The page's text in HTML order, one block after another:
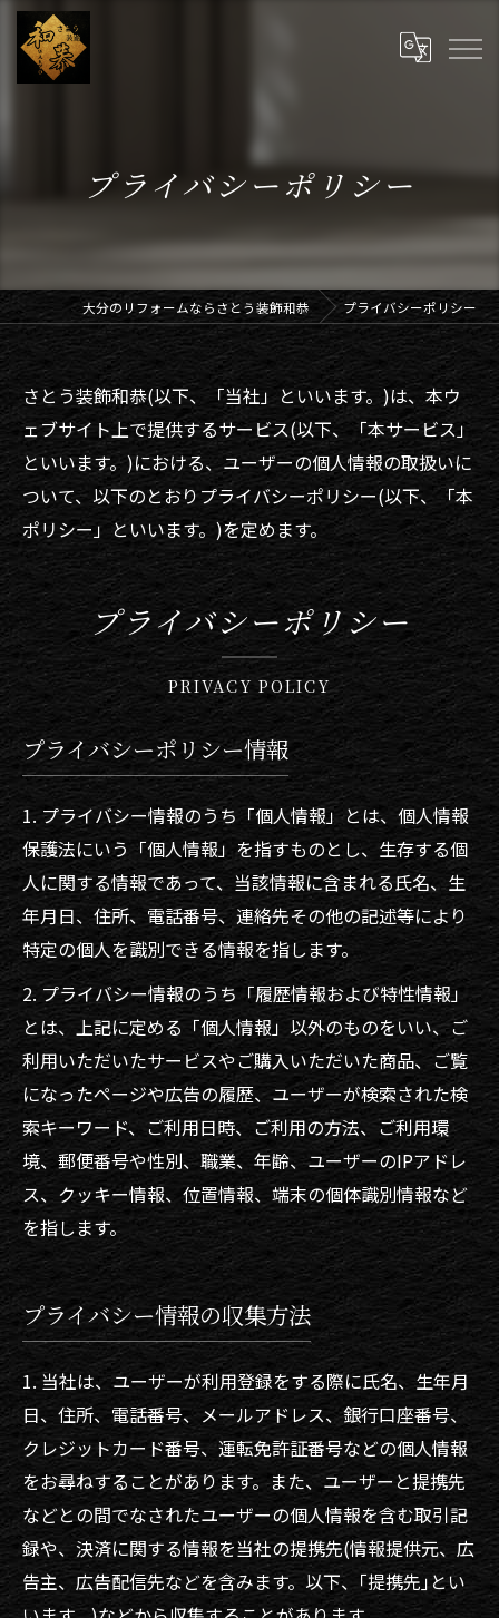
プライバシーポリシー
大分のリフォームならさとう装飾和恭 プライバシーポリシー
さとう装飾和恭(以下、「当社」といいます。)は、本ウ
ェブサイト上で提供するサービス(以下、「本サービス」
といいます。)における、ユーザーの個人情報の取扱いに
ついて、以下のとおりプライバシーポリシー(以下、「本
ポリシー」といいます。)を定めます。
プライバシーポリシー
PRIVACY POLICY
プライバシーポリシー情報
1. プライバシー情報のうち「個人情報」とは、個人情報
保護法にいう「個人情報」を指すものとし、生存する個
人に関する情報であって、当該情報に含まれる氏名、生
年月日、住所、電話番号、連絡先その他の記述等により
特定の個人を識別できる情報を指します。
2. プライバシー情報のうち「履歴情報および特性情報」
とは、上記に定める「個人情報」以外のものをいい、ご
利用いただいたサービスやご購入いただいた商品、ご覧
になったページや広告の履歴、ユーザーが検索された検
索キーワード、ご利用日時、ご利用の方法、ご利用環
境、郵便番号や性別、職業、年齢、ユーザーのIPアドレ
ス、クッキー情報、位置情報、端末の個体識別情報など
を指します。
プライバシー情報の収集方法
1. 当社は、ユーザーが利用登録をする際に氏名、生年月
日、住所、電話番号、メールアドレス、銀行口座番号、
クレジットカード番号、運転免許証番号などの個人情報
をお尋ねすることがあります。また、ユーザーと提携先
などとの間でなされたユーザーの個人情報を含む取引記
録や、決済に関する情報を当社の提携先(情報提供元、広
告主、広告配信先などを含みます。以下、｢提携先｣とい